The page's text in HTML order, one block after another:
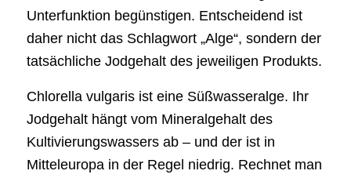
Unterfunktion begünstigen. Entscheidend ist
daher nicht das Schlagwort „Alge“, sondern der
tatsächliche Jodgehalt des jeweiligen Produkts.
Chlorella vulgaris ist eine Süßwasseralge. Ihr
Jodgehalt hängt vom Mineralgehalt des
Kultivierungswassers ab – und der ist in
Mitteleuropa in der Regel niedrig. Rechnet man